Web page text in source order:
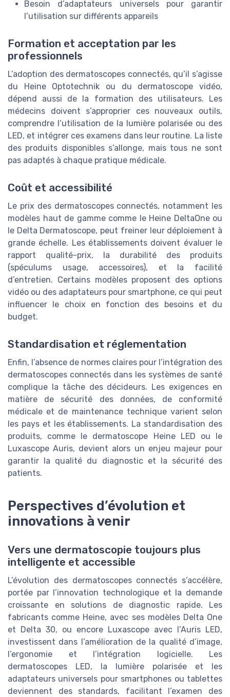
Besoin d’adaptateurs universels pour garantir
l’utilisation sur différents appareils
Formation et acceptation par les
professionnels
L’adoption des dermatoscopes connectés, qu’il s’agisse
du Heine Optotechnik ou du dermatoscope vidéo,
dépend aussi de la formation des utilisateurs. Les
médecins doivent s’approprier ces nouveaux outils,
comprendre l’utilisation de la lumière polarisée ou des
LED, et intégrer ces examens dans leur routine. La liste
des produits disponibles s’allonge, mais tous ne sont
pas adaptés à chaque pratique médicale.
Coût et accessibilité
Le prix des dermatoscopes connectés, notamment les
modèles haut de gamme comme le Heine DeltaOne ou
le Delta Dermatoscope, peut freiner leur déploiement à
grande échelle. Les établissements doivent évaluer le
rapport qualité-prix, la durabilité des produits
(spéculums usage, accessoires), et la facilité
d’entretien. Certains modèles proposent des options
vidéo ou des adaptateurs pour smartphone, ce qui peut
influencer le choix en fonction des besoins et du
budget.
Standardisation et réglementation
Enfin, l’absence de normes claires pour l’intégration des
dermatoscopes connectés dans les systèmes de santé
complique la tâche des décideurs. Les exigences en
matière de sécurité des données, de conformité
médicale et de maintenance technique varient selon
les pays et les établissements. La standardisation des
produits, comme le dermatoscope Heine LED ou le
Luxascope Auris, devient alors un enjeu majeur pour
garantir la qualité du diagnostic et la sécurité des
patients.
Perspectives d’évolution et
innovations à venir
Vers une dermatoscopie toujours plus
intelligente et accessible
L’évolution des dermatoscopes connectés s’accélère,
portée par l’innovation technologique et la demande
croissante en solutions de diagnostic rapide. Les
fabricants comme Heine, avec ses modèles Delta One
et Delta 30, ou encore Luxascope avec l’Auris LED,
investissent dans l’amélioration de la qualité d’image,
l’ergonomie et l’intégration logicielle. Les
dermatoscopes LED, la lumière polarisée et les
adaptateurs universels pour smartphones ou tablettes
deviennent des standards, facilitant l’examen des